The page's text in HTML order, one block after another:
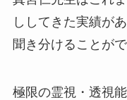
ししてきた実績が
聞き分けることがで
極限の霊視・透視